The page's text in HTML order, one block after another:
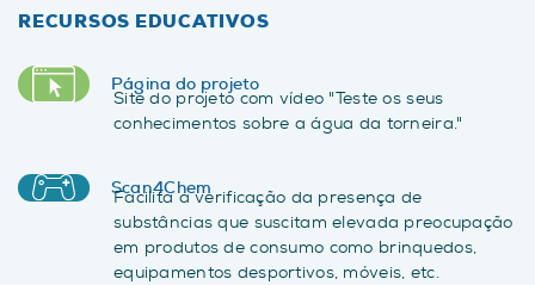
RECURSOS EDUCATIVOS
Página do projeto
Site do projeto com vídeo "Teste os seus
conhecimentos sobre a água da torneira."
Scan4Chem
Facilita a verificação da presença de
substâncias que suscitam elevada preocupação
em produtos de consumo como brinquedos,
equipamentos desportivos, móveis, etc.